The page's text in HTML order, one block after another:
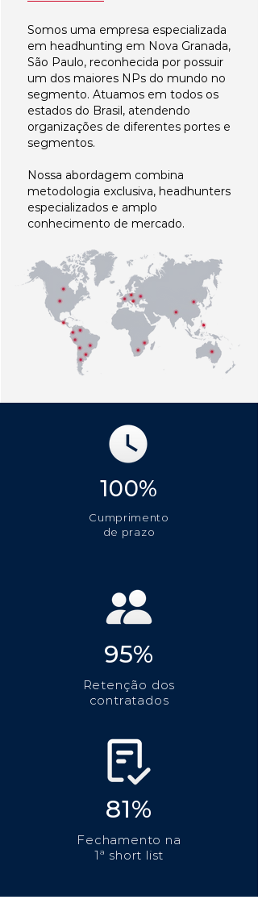
Somos uma empresa especializada
em headhunting em Nova Granada,
São Paulo, reconhecida por possuir
um dos maiores NPs do mundo no
segmento. Atuamos em todos os
estados do Brasil, atendendo
organizações de diferentes portes e
segmentos.
Nossa abordagem combina
metodologia exclusiva, headhunters
especializados e amplo
conhecimento de mercado.
100%
Cumprimento
de prazo
95%
Retenção dos
contratados
81%
Fechamento na
1ª short list